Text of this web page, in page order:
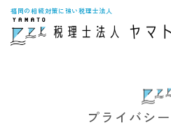
福岡の相続対策に強い税理士法人
プライバシ